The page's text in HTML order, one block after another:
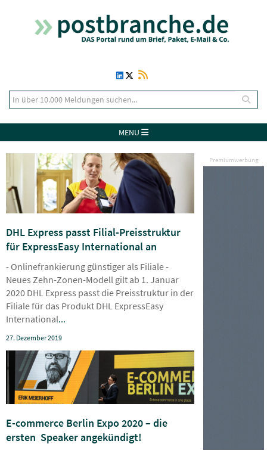
MENU
Premiumwerbung
DHL Express passt Filial-Preisstruktur
für ExpressEasy International an
- Onlinefrankierung günstiger als Filiale -
Neues Zehn-Zonen-Modell gilt ab 1. Januar
2020 DHL Express passt die Preisstruktur in der
Filiale für das Produkt DHL ExpressEasy
International...
27. Dezember 2019
E-commerce Berlin Expo 2020 – die
ersten Speaker angekündigt!